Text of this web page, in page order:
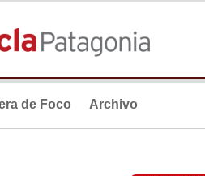
de Foco Archivo